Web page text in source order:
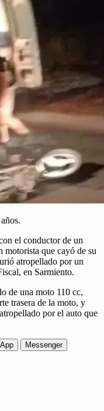
el conductor de un
motorista que cayó de su
atropellado por un
en Sarmiento.
de una moto 110 cc,
trasera de la moto, y
por el auto que
Messenger